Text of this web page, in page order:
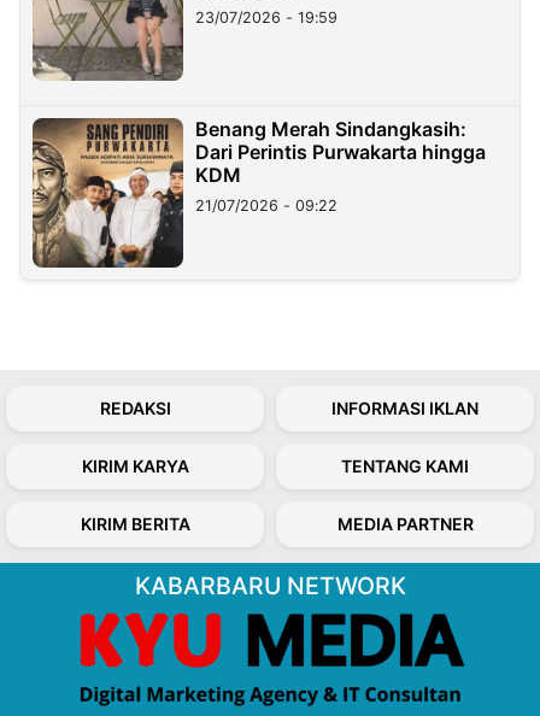
23/07/2026 - 19:59
Benang Merah Sindangkasih:
Dari Perintis Purwakarta hingga
KDM
21/07/2026 - 09:22
REDAKSI INFORMASI IKLAN
KIRIM KARYA TENTANG KAMI
KIRIM BERITA MEDIA PARTNER
KABARBARU NETWORK